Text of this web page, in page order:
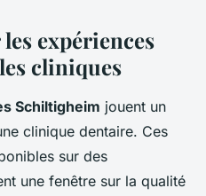
expériences
cliniques
Schiltigheim jouent un
clinique dentaire. Ces
sur des
une fenêtre sur la qualité